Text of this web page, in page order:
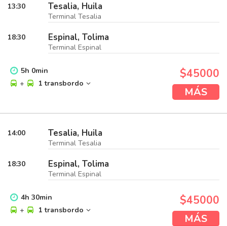
13:30 Tesalia, Huila
Terminal Tesalia
18:30 Espinal, Tolima
Terminal Espinal
5h 0min
+
1 transbordo
$45000
MÁS
14:00 Tesalia, Huila
Terminal Tesalia
18:30 Espinal, Tolima
Terminal Espinal
4h 30min
+
1 transbordo
$45000
MÁS